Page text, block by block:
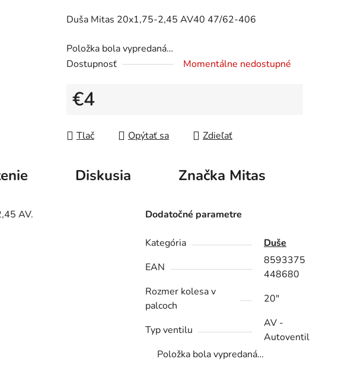
je
z
5
Duša Mitas 20x1,75-2,45 AV40 47/62-406
Položka bola vypredaná…
Dostupnosť
Momentálne nedostupné
€4
Tlač
Opýtať sa Zdieľať
Diskusia Značka Mitas
AV. Dodatočné parametre
Kategória
Duše
EAN
8593375
448680
Rozmer kolesa v
palcoch
20"
Typ ventilu
AV -
Autoventil
Položka bola vypredaná…